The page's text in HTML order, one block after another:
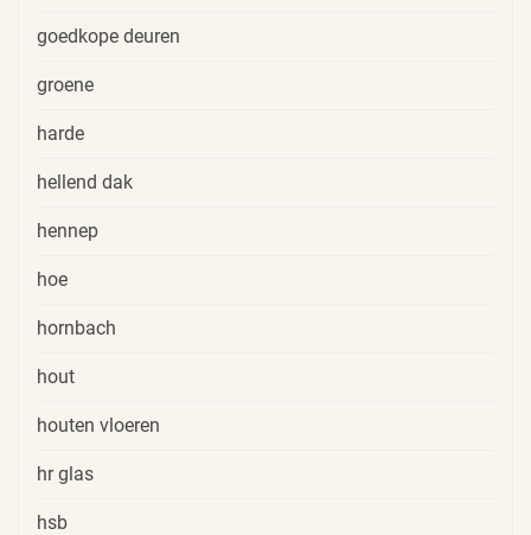
goedkope deuren
groene
harde
hellend dak
hennep
hoe
hornbach
hout
houten vloeren
hr glas
hsb